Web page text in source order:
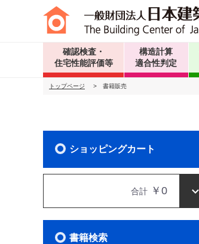
確認検査・
住宅性能評価等
構造計算
適合性判定
トップページ > 書籍販売
ショッピングカート
合計 ￥0
書籍検索